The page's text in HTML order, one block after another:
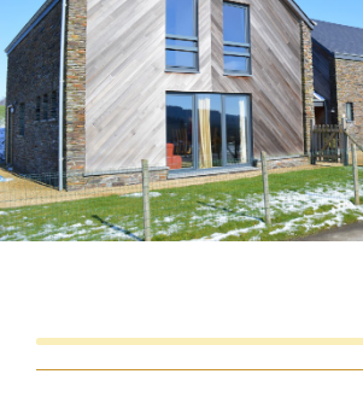
Nederlands